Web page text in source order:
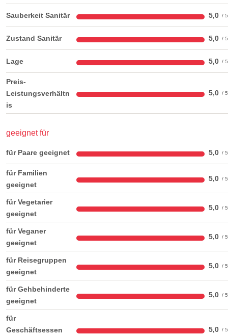
Sauberkeit Sanitär 5,0
Zustand Sanitär 5,0
Lage 5,0
Preis-
Leistungsverhältn
is
5,0
geeignet für
für Paare geeignet 5,0
für Familien
geeignet
5,0
für Vegetarier
geeignet
5,0
für Veganer
geeignet
5,0
für Reisegruppen
geeignet
5,0
für Gehbehinderte
geeignet
5,0
für
Geschäftsessen
5,0